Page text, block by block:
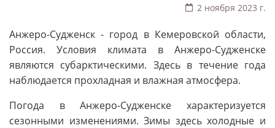
2 ноября 2023 г.
Анжеро-Судженск - город в Кемеровской области,
Россия. Условия климата в Анжеро-Судженске
являются субарктическими. Здесь в течение года
наблюдается прохладная и влажная атмосфера.
Погода в Анжеро-Судженске характеризуется
сезонными изменениями. Зимы здесь холодные и